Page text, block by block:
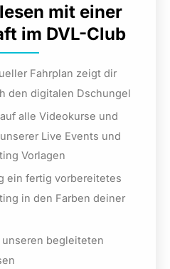
für ein
vereinbaren.“
erstellen“ und du
E-Mail Adresse geschickt.
mit einer
im DVL-Club
Fahrplan zeigt dir
den digitalen Dschungel
alle Videokurse und
Live Events und
Vorlagen
ein fertig vorbereitetes
in den Farben deiner
unseren begleiteten